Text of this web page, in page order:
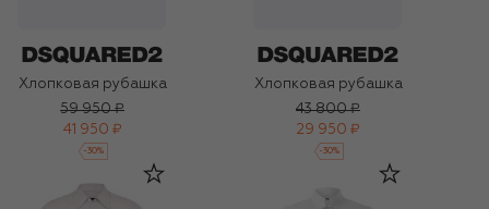
Хлопковая рубашка
59 950 ₽
41 950 ₽
-30%
Хлопковая рубашка
43 800 ₽
29 950 ₽
-30%